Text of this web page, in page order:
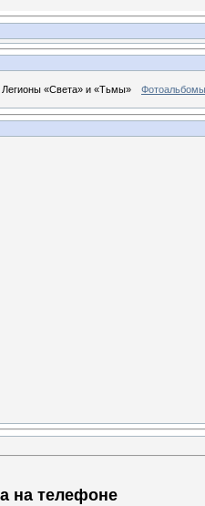
Легионы «Света» и «Тьмы» Фотоальбомы
на телефоне